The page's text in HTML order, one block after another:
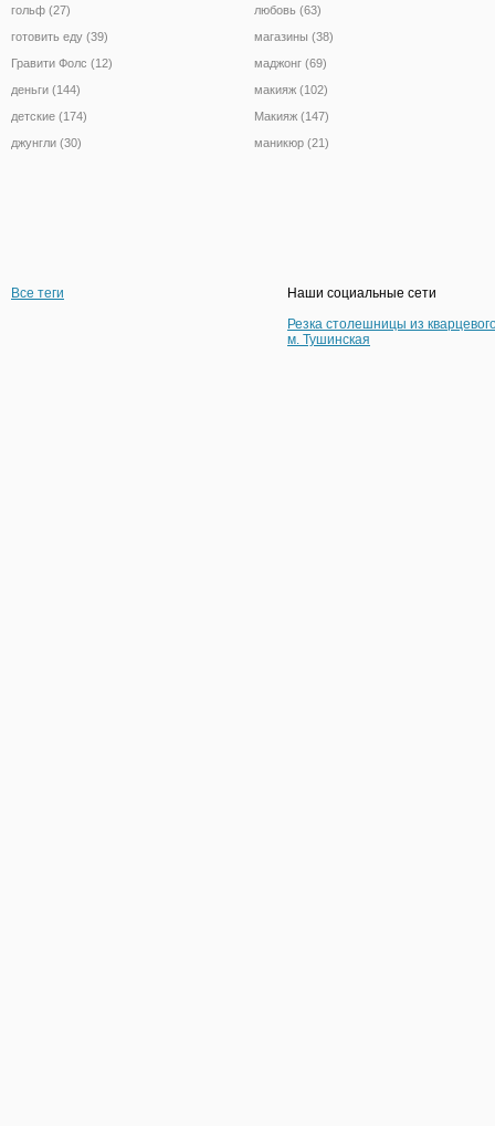
гольф (27)
готовить еду (39)
Гравити Фолс (12)
деньги (144)
детские (174)
джунгли (30)
любовь (63)
магазины (38)
маджонг (69)
макияж (102)
Макияж (147)
маникюр (21)
Все теги
Наши социальные сети
Резка столешницы из
м. Тушинская